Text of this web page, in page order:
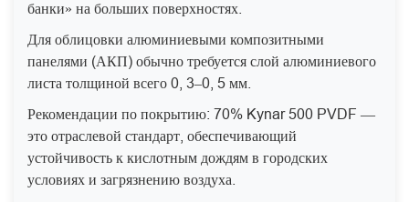
банки» на больших поверхностях.
Для облицовки алюминиевыми композитными
панелями (АКП) обычно требуется слой алюминиевого
листа толщиной всего 0, 3–0, 5 мм.
Рекомендации по покрытию: 70% Kynar 500 PVDF —
это отраслевой стандарт, обеспечивающий
устойчивость к кислотным дождям в городских
условиях и загрязнению воздуха.